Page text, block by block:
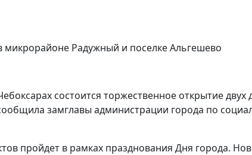
микрорайоне Радужный и поселке Альгешево
состоится торжественное открытие
замглавы администрации города по
пройдет в рамках празднования Дня города.